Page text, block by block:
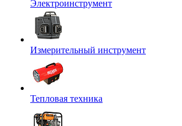
Электроинструмент
Измерительный инструмент
Тепловая техника